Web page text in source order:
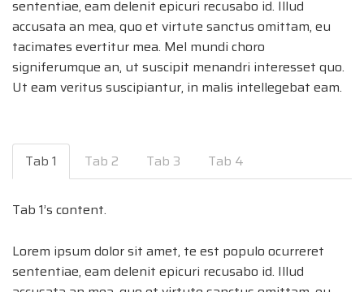
sententiae, eam delenit epicuri recusabo id. Illud
accusata an mea, quo et virtute sanctus omittam, eu
tacimates evertitur mea. Mel mundi choro
signiferumque an, ut suscipit menandri interesset quo.
Ut eam veritus suscipiantur, in malis intellegebat eam.
Tab 1 Tab 2 Tab 3 Tab 4
Tab 1’s content.
Lorem ipsum dolor sit amet, te est populo ocurreret
sententiae, eam delenit epicuri recusabo id. Illud